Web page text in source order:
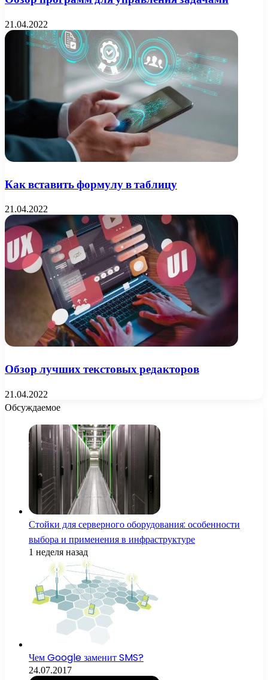
21.04.2022
Как вставить формулу в таблицу
21.04.2022
Обзор лучших текстовых редакторов
21.04.2022
Обсуждаемое
Стойки для серверного оборудования: особенности
выбора и применения в инфраструктуре
1 неделя назад
Чем Google заменит SMS?
24.07.2017